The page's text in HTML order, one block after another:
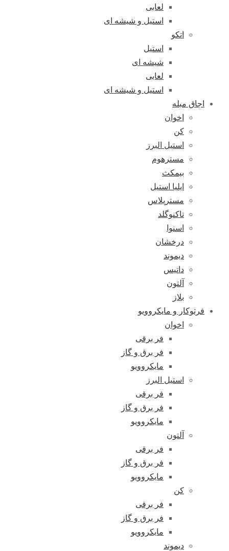
لعابی
استیل و شیشه ای
اتکو
استیل
شیشه ای
لعابی
استیل و شیشه ای
اجاق مبله
اخوان
کن
استیل البرز
مسترهوم
بیمکث
ایلیا استیل
مسترپلاس
تاکنوگلد
اسنوا
درخشان
دیموند
داتیس
آلتون
بلاز
فرتوکار و مایکروویو
اخوان
فر برقی
فر برق و گاز
مایکروویو
استیل البرز
فر برقی
فر برق و گاز
مایکروویو
آلتون
فر برقی
فر برق و گاز
مایکروویو
کن
فر برقی
فر برق و گاز
مایکروویو
دیموند